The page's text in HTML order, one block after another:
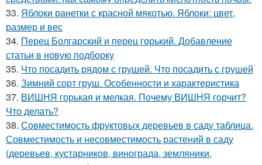
33. Яблоки ранетки с красной мякотью. Яблоки: цвет,
размер и вес
34. Перец Болгарский и перец горький. Добавление
статьи в новую подборку
35. Что посадить рядом с грушей. Что посадить с грушей
36. Зимний сорт груш. Особенности и характеристика
37. ВИШНЯ горькая и мелкая. Почему ВИШНЯ горчит?
Что делать?
38. Совместимость фруктовых деревьев в саду таблица.
Совместимость и несовместимость растений в саду
(деревьев, кустарников, винограда, земляники,